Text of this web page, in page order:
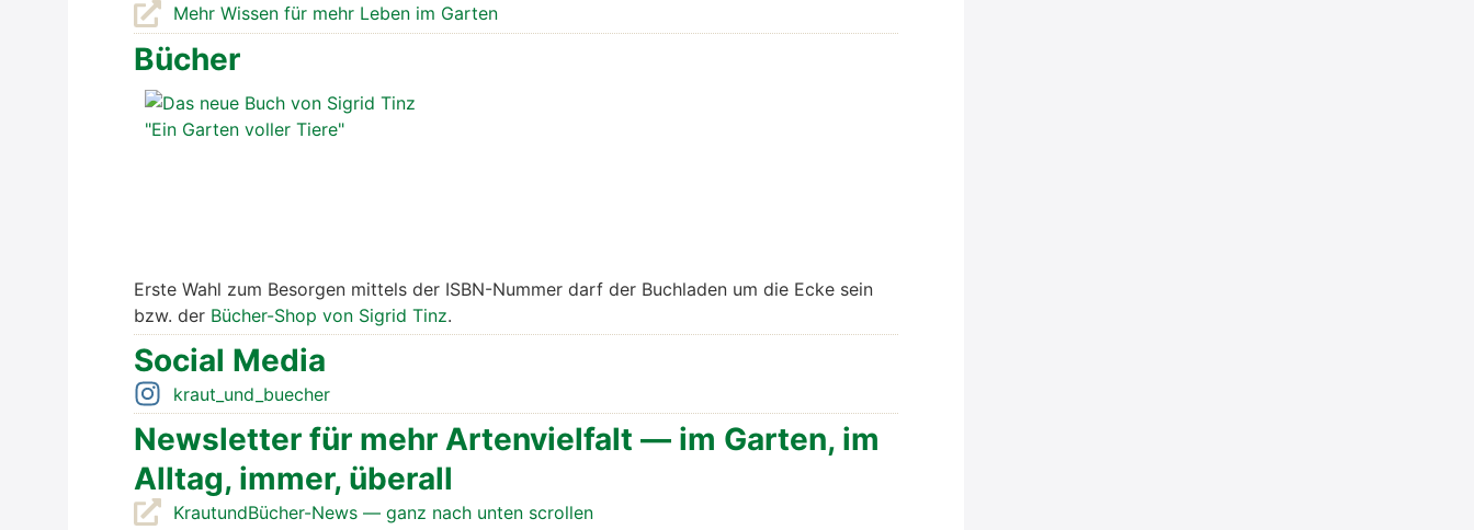
Mehr Wis­sen für mehr Leben im Gar­ten
Bücher
Ers­te Wahl zum Besor­gen mit­tels der ISBN-Num­mer darf der Buch­la­den um die Ecke sein
bzw. der Bücher-Shop von Sig­rid Tinz.
Social Media
kraut_und_buecher
News­let­ter für mehr Arten­viel­falt — im Gar­ten, im
All­tag, immer, über­all
Krautund­Bü­cher-News — ganz nach unten scrol­len